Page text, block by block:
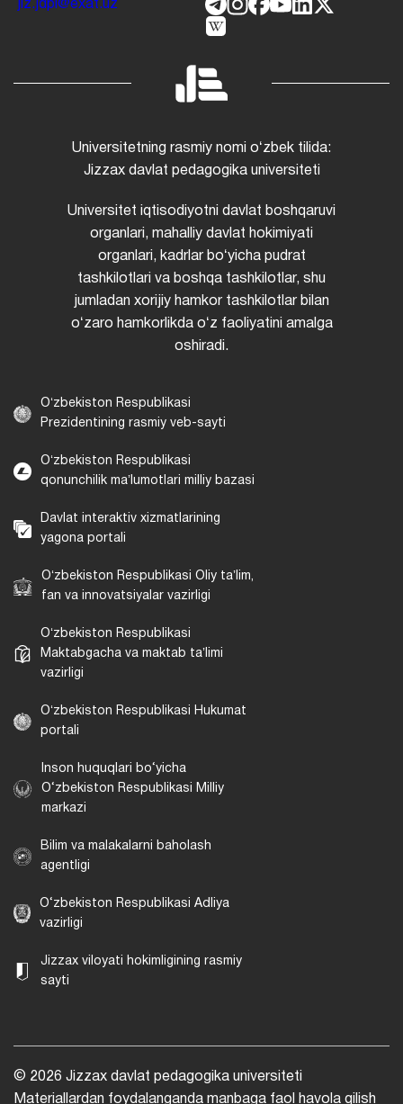
jiz.jdpi@exat.uz
Universitetning rasmiy nomi oʻzbek tilida:
Jizzax davlat pedagogika universiteti
Universitet iqtisodiyotni davlat boshqaruvi
organlari, mahalliy davlat hokimiyati
organlari, kadrlar boʻyicha pudrat
tashkilotlari va boshqa tashkilotlar, shu
jumladan xorijiy hamkor tashkilotlar bilan
oʻzaro hamkorlikda oʻz faoliyatini amalga
oshiradi.
Oʻzbekiston Respublikasi
Prezidentining rasmiy veb-sayti
Oʻzbekiston Respublikasi
qonunchilik maʼlumotlari milliy bazasi
Davlat interaktiv xizmatlarining
yagona portali
Oʻzbekiston Respublikasi Oliy taʼlim,
fan va innovatsiyalar vazirligi
Oʻzbekiston Respublikasi
Maktabgacha va maktab taʼlimi
vazirligi
Oʻzbekiston Respublikasi Hukumat
portali
Inson huquqlari bo‘yicha
O‘zbekiston Respublikasi Milliy
markazi
Bilim va malakalarni baholash
agentligi
O‘zbekiston Respublikasi Adliya
vazirligi
Jizzax viloyati hokimligining rasmiy
sayti
© 2026 Jizzax davlat pedagogika universiteti
Materiallardan foydalanganda manbaga faol havola qilish